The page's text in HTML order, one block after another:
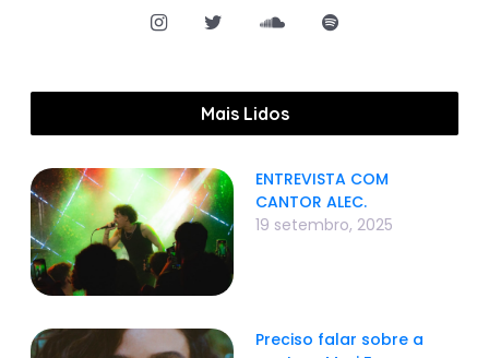
Mais Lidos
ENTREVISTA COM
CANTOR ALEC.
19 setembro, 2025
Preciso falar sobre a